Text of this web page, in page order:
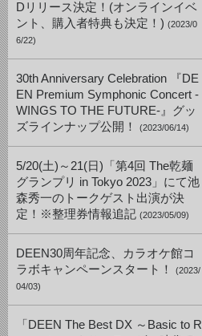
Dリリース決定！(オンラインイベ
ント、購入者特典も決定！) (2023/0
6/22)
30th Anniversary Celebration 『DE
EN Premium Symphonic Concert -
WINGS TO THE FUTURE-』グッ
ズラインナップ公開！
(2023/06/14)
5/20(土)～21(日)「第4回 The乾麺
グランプリ in Tokyo 2023」にて池
森秀一のトークゲスト出演が決
定！※整理券情報追記 (2023/05/09)
DEEN30周年記念、カラオケ館コ
ラボキャンペーンスタート！
(2023/
04/03)
「DEEN The Best DX ～Basic to R